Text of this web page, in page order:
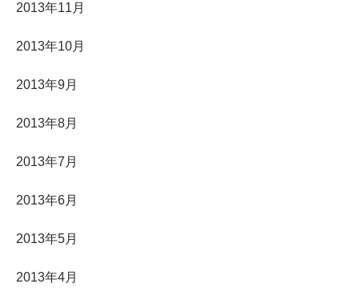
2013年11月
2013年10月
2013年9月
2013年8月
2013年7月
2013年6月
2013年5月
2013年4月